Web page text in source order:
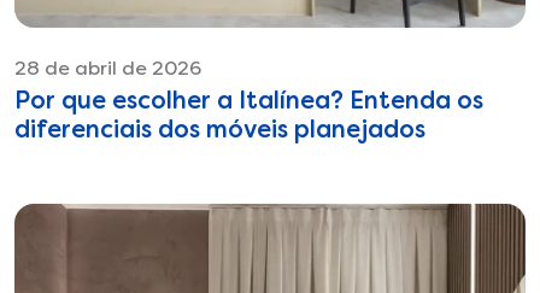
28 de abril de 2026
Por que escolher a Italínea? Entenda os
diferenciais dos móveis planejados